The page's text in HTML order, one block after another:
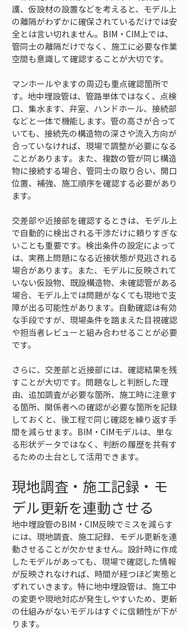
護、仮設材の設置などを考えると、モデル上
の離隔がわずかに確保されているだけでは安
全とは言い切れません。BIM・CIM上では、
管同士の離隔だけでなく、施工に必要な作業
空間も意識して確認することが大切です。
マンホールやますの周辺も重点確認箇所で
す。地中埋設管は、管路単体ではなく、点検
口、集水ます、弁室、ハンドホール、接続部
などと一体で機能します。管の高さが合って
いても、接続先の構造物の深さや流入方向が
合っていなければ、現場で調整が必要になる
ことがあります。また、複数の管が同じ構造
物に接続する場合、管同士の取り合い、開口
位置、補強、施工順序を確認する必要があり
ます。
交差部や近接部を確認するときは、モデル上
で自動的に検出される干渉だけに頼りすぎな
いことも重要です。検出条件の設定によって
は、実務上問題になる近接状態が見逃される
場合があります。また、モデルに反映されて
いない仮設物、既設構造物、未確認管がある
場合、モデル上では問題がなくても現地で支
障が出る可能性があります。自動確認は有効
な手段ですが、現場条件を踏まえた目視確認
や担当者レビューと組み合わせることが必要
です。
さらに、交差部と近接部には、確認結果を残
すことが大切です。問題なしと判断した理
由、追加調査が必要な箇所、施工時に注意す
る箇所、関係者への確認が必要な箇所を記録
しておくと、後工程で同じ確認を繰り返す手
間を減らせます。BIM・CIMモデルは、単な
る形状データではなく、判断の履歴を共有す
るための土台として活用できます。
現地調査・施工記録・モ
デル更新を連動させる
地中埋設管のBIM・CIM反映でミスを減らす
には、現地調査、施工記録、モデル更新を連
動させることが欠かせません。設計時に作成
したモデルがあっても、現場で確認した情報
が反映されなければ、時間が経つほど実態と
ずれていきます。特に地中埋設管は、施工中
の変更や現地対応が発生しやすいため、更新
の仕組みがないモデルはすぐに信頼性が下が
ります。